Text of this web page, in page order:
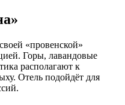
«провенской»
Горы, лавандовые
располагают к
Отель подойдёт для